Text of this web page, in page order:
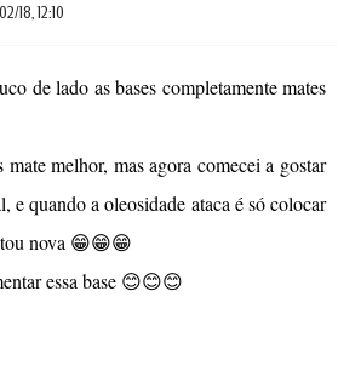
18, 12:10
de lado as bases completamente mates
melhor, mas agora comecei a gostar
e quando a oleosidade ataca é só colocar
nova 😁😁😁
essa base 😊😊😊